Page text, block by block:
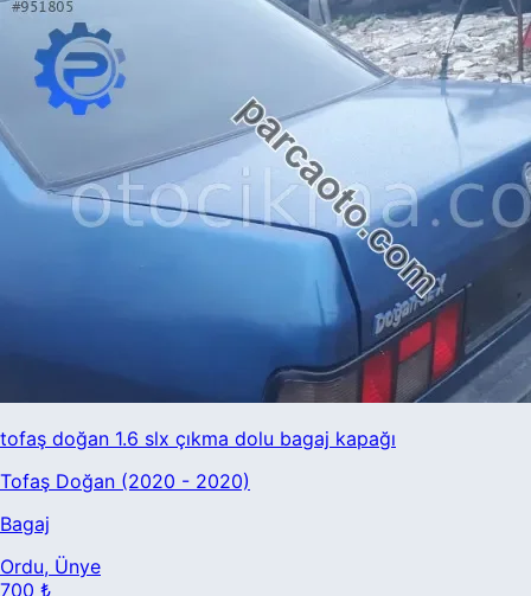
tofaş doğan 1.6 slx çıkma dolu bagaj kapağı
Tofaş Doğan (2020 - 2020)
Bagaj
Ordu, Ünye
700 ₺